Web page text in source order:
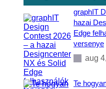
graphIT
hazai
Edge
versenye
aug
Te